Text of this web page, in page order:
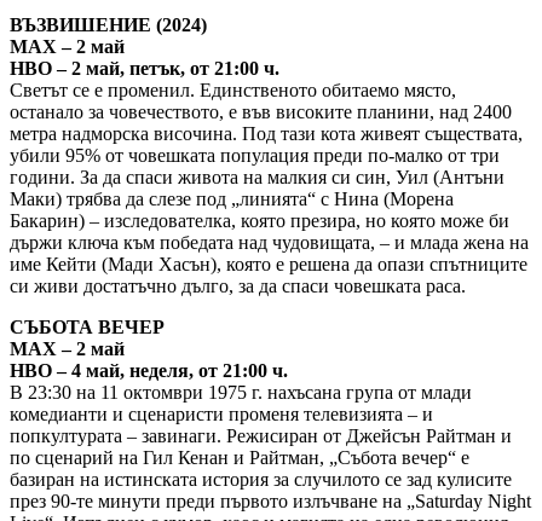
ВЪЗВИШЕНИЕ (2024)
MAX – 2 май
HBO – 2 май, петък, от 21:00 ч.
Светът се е променил. Единственото обитаемо място,
останало за човечеството, е във високите планини, над 2400
метра надморска височина. Под тази кота живеят съществата,
убили 95% от човешката популация преди по-малко от три
години. За да спаси живота на малкия си син, Уил (Антъни
Маки) трябва да слезе под „линията“ с Нина (Морена
Бакарин) – изследователка, която презира, но която може би
държи ключа към победата над чудовищата, – и млада жена на
име Кейти (Мади Хасън), която е решена да опази спътниците
си живи достатъчно дълго, за да спаси човешката раса.
СЪБОТА ВЕЧЕР
MAX – 2 май
HBO – 4 май, неделя, от 21:00 ч.
В 23:30 на 11 октомври 1975 г. нахъсана група от млади
комедианти и сценаристи променя телевизията – и
попкултурата – завинаги. Режисиран от Джейсън Райтман и
по сценарий на Гил Кенан и Райтман, „Събота вечер“ е
базиран на истинската история за случилото се зад кулисите
през 90-те минути преди първото излъчване на „Saturday Night